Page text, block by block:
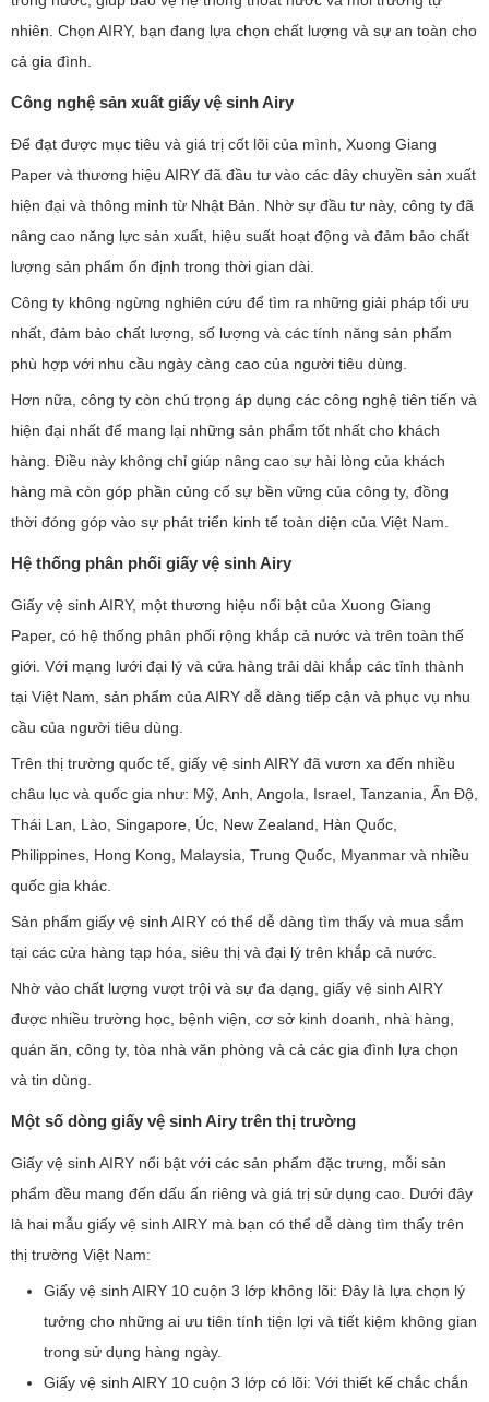
nhiên. Chọn AIRY, bạn đang lựa chọn chất lượng và sự an toàn cho
cả gia đình.
Công nghệ sản xuất giấy vệ sinh Airy
Để đạt được mục tiêu và giá trị cốt lõi của mình, Xuong Giang
Paper và thương hiệu AIRY đã đầu tư vào các dây chuyền sản xuất
hiện đại và thông minh từ Nhật Bản. Nhờ sự đầu tư này, công ty đã
nâng cao năng lực sản xuất, hiệu suất hoạt động và đảm bảo chất
lượng sản phẩm ổn định trong thời gian dài.
Công ty không ngừng nghiên cứu để tìm ra những giải pháp tối ưu
nhất, đảm bảo chất lượng, số lượng và các tính năng sản phẩm
phù hợp với nhu cầu ngày càng cao của người tiêu dùng.
Hơn nữa, công ty còn chú trọng áp dụng các công nghệ tiên tiến và
hiện đại nhất để mang lại những sản phẩm tốt nhất cho khách
hàng. Điều này không chỉ giúp nâng cao sự hài lòng của khách
hàng mà còn góp phần củng cố sự bền vững của công ty, đồng
thời đóng góp vào sự phát triển kinh tế toàn diện của Việt Nam.
Hệ thống phân phối giấy vệ sinh Airy
Giấy vệ sinh AIRY, một thương hiệu nổi bật của Xuong Giang
Paper, có hệ thống phân phối rộng khắp cả nước và trên toàn thế
giới. Với mạng lưới đại lý và cửa hàng trải dài khắp các tỉnh thành
tại Việt Nam, sản phẩm của AIRY dễ dàng tiếp cận và phục vụ nhu
cầu của người tiêu dùng.
Trên thị trường quốc tế, giấy vệ sinh AIRY đã vươn xa đến nhiều
châu lục và quốc gia như: Mỹ, Anh, Angola, Israel, Tanzania, Ấn Độ,
Thái Lan, Lào, Singapore, Úc, New Zealand, Hàn Quốc,
Philippines, Hong Kong, Malaysia, Trung Quốc, Myanmar và nhiều
quốc gia khác.
Sản phẩm giấy vệ sinh AIRY có thể dễ dàng tìm thấy và mua sắm
tại các cửa hàng tạp hóa, siêu thị và đại lý trên khắp cả nước.
Nhờ vào chất lượng vượt trội và sự đa dạng, giấy vệ sinh AIRY
được nhiều trường học, bệnh viện, cơ sở kinh doanh, nhà hàng,
quán ăn, công ty, tòa nhà văn phòng và cả các gia đình lựa chọn
và tin dùng.
Một số dòng giấy vệ sinh Airy trên thị trường
Giấy vệ sinh AIRY nổi bật với các sản phẩm đặc trưng, mỗi sản
phẩm đều mang đến dấu ấn riêng và giá trị sử dụng cao. Dưới đây
là hai mẫu giấy vệ sinh AIRY mà bạn có thể dễ dàng tìm thấy trên
thị trường Việt Nam:
Giấy vệ sinh AIRY 10 cuộn 3 lớp không lõi: Đây là lựa chọn lý
tưởng cho những ai ưu tiên tính tiện lợi và tiết kiệm không gian
trong sử dụng hàng ngày.
Giấy vệ sinh AIRY 10 cuộn 3 lớp có lõi: Với thiết kế chắc chắn